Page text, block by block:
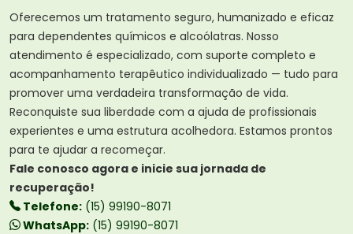
Oferecemos um tratamento seguro, humanizado e eficaz
para dependentes químicos e alcoólatras. Nosso
atendimento é especializado, com suporte completo e
acompanhamento terapêutico individualizado — tudo para
promover uma verdadeira transformação de vida.
Reconquiste sua liberdade com a ajuda de profissionais
experientes e uma estrutura acolhedora. Estamos prontos
para te ajudar a recomeçar.
Fale conosco agora e inicie sua jornada de
recuperação!
Telefone: (15) 99190-8071
WhatsApp: (15) 99190-8071